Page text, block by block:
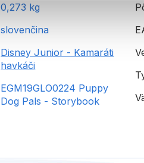
0,273 kg
slovenčina
Disney Junior - Kamaráti
havkáči
EGM19GLO0224 Puppy
Dog Pals - Storybook